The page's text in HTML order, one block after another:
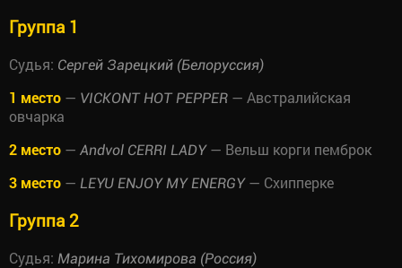
Группа 1
Судья: Сергей Зарецкий (Белоруссия)
1 место — VICKONT HOT PEPPER — Австралийская
овчарка
2 место — Andvol CERRI LADY— Вельш корги пемброк
3 место — LEYU ENJOY MY ENERGY— Схипперке
Группа 2
Судья: Марина Тихомирова (Россия)